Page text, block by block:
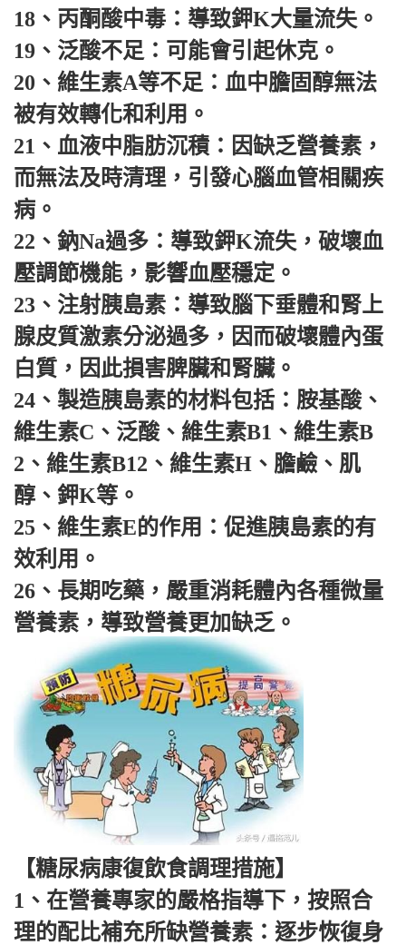
18、丙酮酸中毒：導致鉀K大量流失。
19、泛酸不足：可能會引起休克。
20、維生素A等不足：血中膽固醇無法
被有效轉化和利用。
21、血液中脂肪沉積：因缺乏營養素，
而無法及時清理，引發心腦血管相關疾
病。
22、鈉Na過多：導致鉀K流失，破壞血
壓調節機能，影響血壓穩定。
23、注射胰島素：導致腦下垂體和腎上
腺皮質激素分泌過多，因而破壞體內蛋
白質，因此損害脾臟和腎臟。
24、製造胰島素的材料包括：胺基酸、
維生素C、泛酸、維生素B1、維生素B
2、維生素B12、維生素H、膽鹼、肌
醇、鉀K等。
25、維生素E的作用：促進胰島素的有
效利用。
26、長期吃藥，嚴重消耗體內各種微量
營養素，導致營養更加缺乏。
【糖尿病康復飲食調理措施】
1、在營養專家的嚴格指導下，按照合
理的配比補充所缺營養素：逐步恢復身